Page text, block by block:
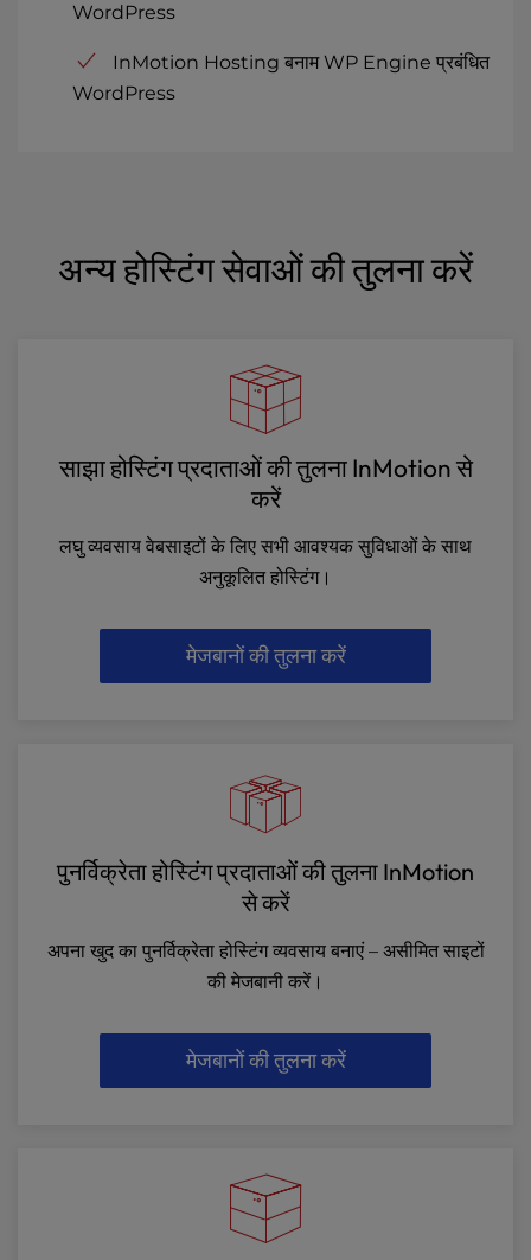
WordPress
InMotion Hosting बनाम WP Engine प्रबंधित
WordPress
अन्य होस्टिंग सेवाओं की तुलना करें
साझा होस्टिंग प्रदाताओं की तुलना InMotion से
करें
लघु व्यवसाय वेबसाइटों के लिए सभी आवश्यक सुविधाओं के साथ
अनुकूलित होस्टिंग।
मेजबानों की तुलना करें
पुनर्विक्रेता होस्टिंग प्रदाताओं की तुलना InMotion
से करें
अपना खुद का पुनर्विक्रेता होस्टिंग व्यवसाय बनाएं – असीमित साइटों
की मेजबानी करें।
मेजबानों की तुलना करें